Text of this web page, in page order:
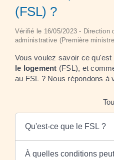
(FSL) ?
Vérifié le 16/05/2023 - Direction
administrative (Première
Vous voulez savoir ce qu'est
le logement (FSL), et
au FSL ? Nous répondons à
Qu'est-ce que le FSL ?
À quelles conditions